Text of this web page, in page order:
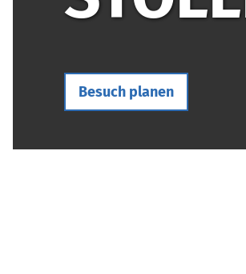
Besuch planen